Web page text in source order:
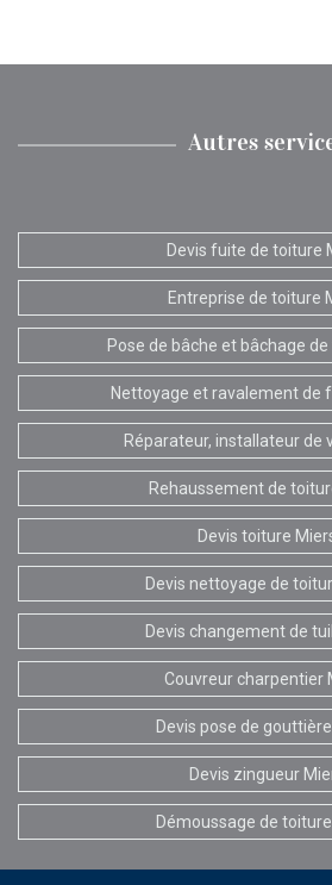
Autres
Devis fuite de toiture
Entreprise de toiture
Pose de bâche et bâchage
Nettoyage et ravalement de
Réparateur, installateur de
Rehaussement de
Devis toiture
Devis nettoyage de
Devis changement de
Couvreur charpentier
Devis pose de
Devis zingueur
Démoussage de